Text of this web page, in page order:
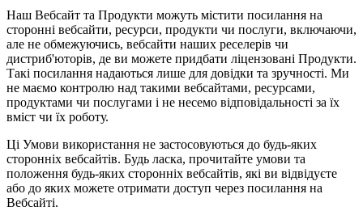
Наш Вебсайт та Продукти можуть містити посилання на
сторонні вебсайти, ресурси, продукти чи послуги, включаючи,
але не обмежуючись, вебсайти наших реселерів чи
дистриб'юторів, де ви можете придбати ліцензовані Продукти.
Такі посилання надаються лише для довідки та зручності. Ми
не маємо контролю над такими вебсайтами, ресурсами,
продуктами чи послугами і не несемо відповідальності за їх
вміст чи їх роботу.
Ці Умови використання не застосовуються до будь-яких
сторонніх вебсайтів. Будь ласка, прочитайте умови та
положення будь-яких сторонніх вебсайтів, які ви відвідуєте
або до яких можете отримати доступ через посилання на
Вебсайті.